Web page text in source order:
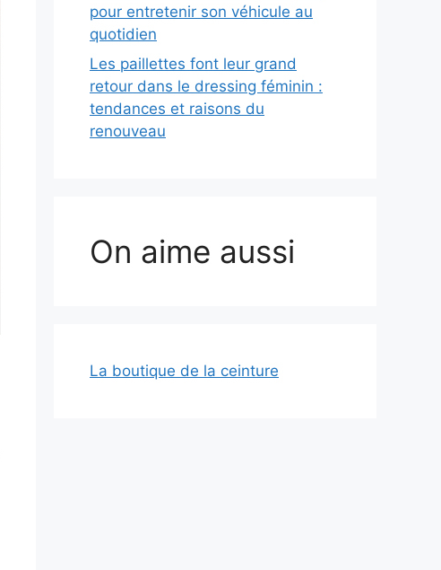
pour entretenir son véhicule au
quotidien
Les paillettes font leur grand
retour dans le dressing féminin :
tendances et raisons du
renouveau
On aime aussi
La boutique de la ceinture